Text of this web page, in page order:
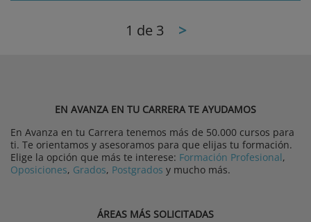
1 de 3 >
EN AVANZA EN TU CARRERA TE AYUDAMOS
En Avanza en tu Carrera tenemos más de 50.000 cursos para
ti. Te orientamos y asesoramos para que elijas tu formación.
Elige la opción que más te interese: Formación Profesional,
Oposiciones, Grados, Postgrados y mucho más.
ÁREAS MÁS SOLICITADAS